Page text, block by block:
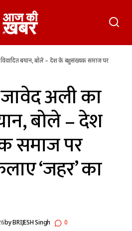
का असर’
बयान, बोले – देश के बहुसंख्यक समाज पर
अली का
बोले – देश
समाज पर
‘जहर’ का
byBRIJESH Singh 0